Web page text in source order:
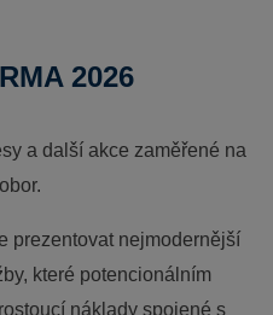
2026
a další akce zaměřené na
prezentovat nejmodernější
které potencionálním
náklady spojené s